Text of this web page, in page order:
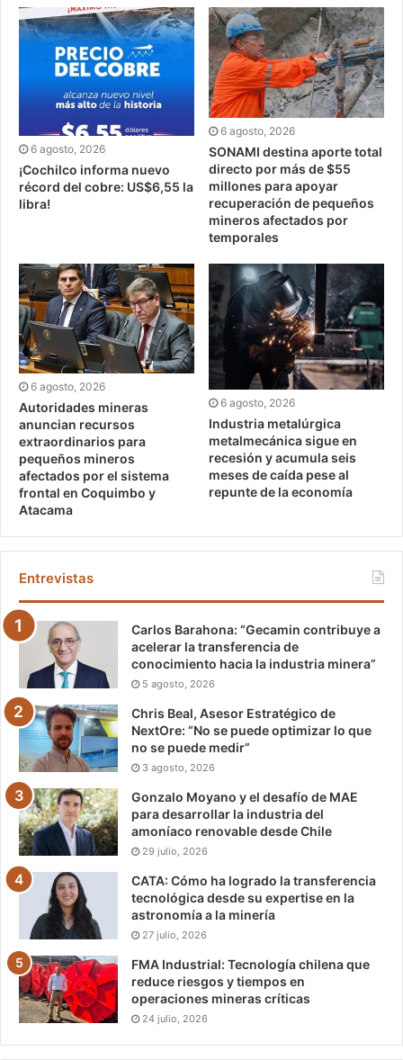
6 agosto, 2026
¡Cochilco informa nuevo
récord del cobre: US$6,55 la
libra!
6 agosto, 2026
SONAMI destina aporte total
directo por más de $55
millones para apoyar
recuperación de pequeños
mineros afectados por
temporales
6 agosto, 2026
Autoridades mineras
anuncian recursos
extraordinarios para
pequeños mineros
afectados por el sistema
frontal en Coquimbo y
Atacama
6 agosto, 2026
Industria metalúrgica
metalmecánica sigue en
recesión y acumula seis
meses de caída pese al
repunte de la economía
Entrevistas
Carlos Barahona: “Gecamin contribuye a
acelerar la transferencia de
conocimiento hacia la industria minera”
5 agosto, 2026
Chris Beal, Asesor Estratégico de
NextOre: “No se puede optimizar lo que
no se puede medir”
3 agosto, 2026
Gonzalo Moyano y el desafío de MAE
para desarrollar la industria del
amoníaco renovable desde Chile
29 julio, 2026
CATA: Cómo ha logrado la transferencia
tecnológica desde su expertise en la
astronomía a la minería
27 julio, 2026
FMA Industrial: Tecnología chilena que
reduce riesgos y tiempos en
operaciones mineras críticas
24 julio, 2026